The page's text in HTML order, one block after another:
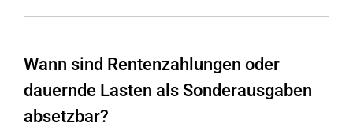
Wann sind Rentenzahlungen oder
dauernde Lasten als Sonderausgaben
absetzbar?